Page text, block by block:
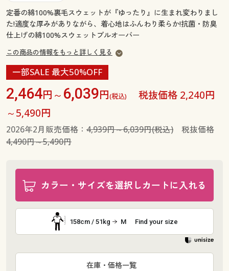
よくある質問とお問い合わせ
定番の綿100%裏毛スウェットが『ゆったり』に生まれ変わりまし
た!適度な厚みがありながら、着心地はふんわり柔らか!抗菌・防臭
仕上げの綿100%スウェットプルオーバー
この商品の情報をもっと詳しく見る
一部SALE 最大50%OFF
2,464円～ 6,039円(税込)
税抜価格 2,240円
～5,490円
2026年2月販売価格： 4,939円～6,039円(税込)税抜価格
4,490円～5,490円
カラー・サイズを選択しカートに入れる
158cm / 51kg M Find your size
在庫・価格一覧